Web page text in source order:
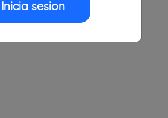
Inicia sesión